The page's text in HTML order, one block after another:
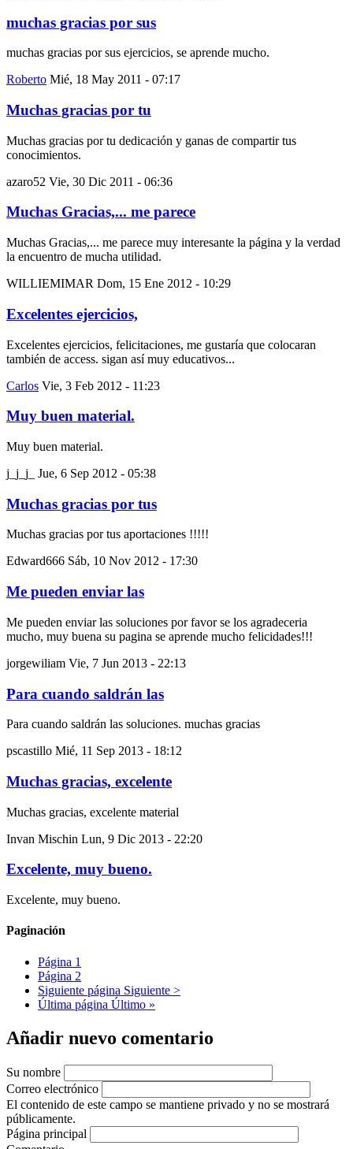
muchas gracias por sus
muchas gracias por sus ejercicios, se aprende mucho.
Roberto Mié, 18 May 2011 - 07:17
Muchas gracias por tu
Muchas gracias por tu dedicación y ganas de compartir tus
conocimientos.
azaro52 Vie, 30 Dic 2011 - 06:36
Muchas Gracias,... me parece
Muchas Gracias,... me parece muy interesante la página y la verdad
la encuentro de mucha utilidad.
WILLIEMIMAR Dom, 15 Ene 2012 - 10:29
Excelentes ejercicios,
Excelentes ejercicios, felicitaciones, me gustaría que colocaran
también de access. sigan así muy educativos...
Carlos Vie, 3 Feb 2012 - 11:23
Muy buen material.
Muy buen material.
j_j_j_
Jue, 6 Sep 2012 - 05:38
Muchas gracias por tus
Muchas gracias por tus aportaciones !!!!!
Edward666 Sáb, 10 Nov 2012 - 17:30
Me pueden enviar las
Me pueden enviar las soluciones por favor se los agradeceria
mucho, muy buena su pagina se aprende mucho felicidades!!!
jorgewiliam Vie, 7 Jun 2013 - 22:13
Para cuando saldrán las
Para cuando saldrán las soluciones. muchas gracias
pscastillo Mié, 11 Sep 2013 - 18:12
Muchas gracias, excelente
Muchas gracias, excelente material
Invan Mischin Lun, 9 Dic 2013 - 22:20
Excelente, muy bueno.
Excelente, muy bueno.
Paginación
Página 1
Página 2
Siguiente página Siguiente >
Última página Último »
Añadir nuevo comentario
Su nombre
Correo electrónico
El contenido de este campo se mantiene privado y no se mostrará
públicamente.
Página principal